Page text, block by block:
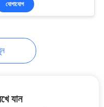
যোগাযোগ
যান